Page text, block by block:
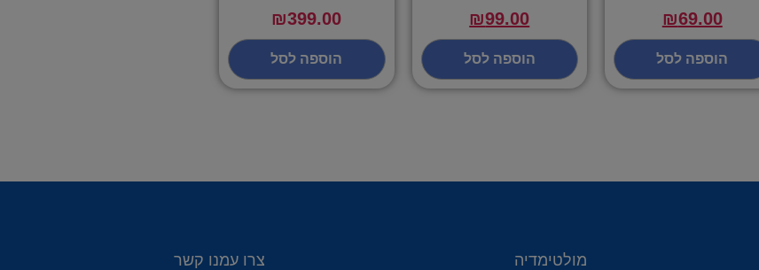
₪69.00
הוספה לסל
₪99.00
הוספה לסל
₪399.00
הוספה לסל
מולטימדיה צרו עמנו קשר